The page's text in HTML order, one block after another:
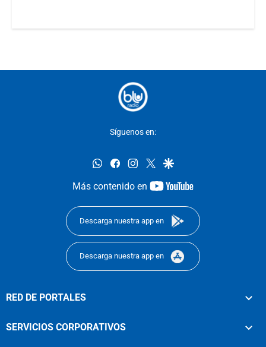
Síguenos en:
whatsappfacebookinstagram
twittergoogle
Más contenido en
youtube-
Descarga nuestra app en
Descarga nuestra app en
RED DE PORTALES
SERVICIOS CORPORATIVOS